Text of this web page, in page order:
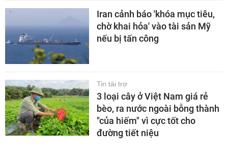
Iran cảnh báo 'khóa mục tiêu,
chờ khai hỏa' vào tài sản Mỹ
nếu bị tấn công
Tin tài trợ
3 loại cây ở Việt Nam giá rẻ
bèo, ra nước ngoài bỗng thành
"của hiếm" vì cực tốt cho
đường tiết niệu